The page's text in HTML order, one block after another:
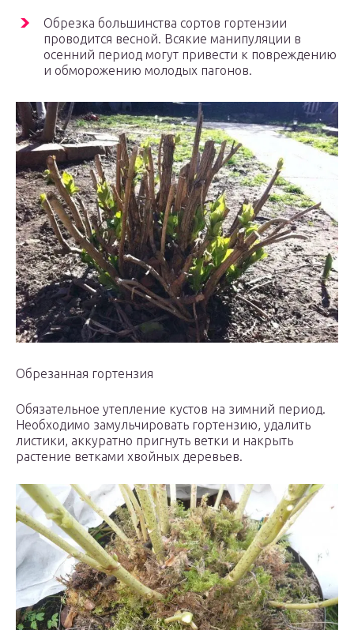
Обрезка большинства сортов гортензии
проводится весной. Всякие манипуляции в
осенний период могут привести к повреждению
и обморожению молодых пагонов.
Обрезанная гортензия
Обязательное утепление кустов на зимний период.
Необходимо замульчировать гортензию, удалить
листики, аккуратно пригнуть ветки и накрыть
растение ветками хвойных деревьев.